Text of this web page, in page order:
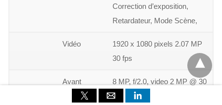
Correction d’exposition,
Retardateur, Mode Scène,
Vidéo
1920 x 1080 pixels 2.07 MP
30 fps
Avant
8 MP, f/2.0, video 2 MP @ 30
fps